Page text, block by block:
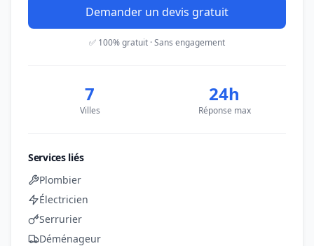
Demander un devis gratuit
✅ 100% gratuit · Sans engagement
7
Villes
24h
Réponse max
Services liés
Plombier
Électricien
Serrurier
Déménageur